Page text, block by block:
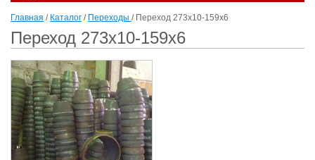
Главная / Каталог / Переходы / Переход 273х10-159х6
Переход 273х10-159х6